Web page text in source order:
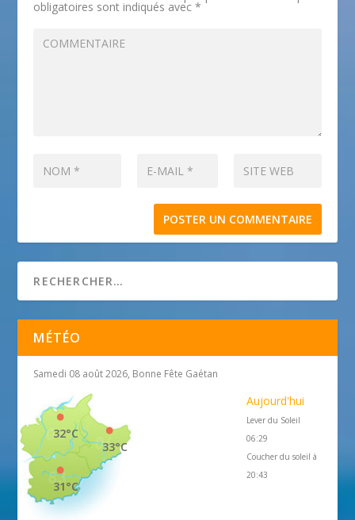
obligatoires sont indiqués avec*
MÉTÉO
Samedi 08 août 2026, Bonne Fête Gaétan
33°C
32°C
31°C
Aujourd'hui
Lever du Soleil
06:29
Coucher du soleil à
20:43